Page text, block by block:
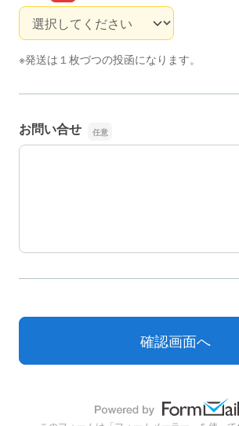
枚数
※発送は１枚づつの投函になります。
お問い合せ
お問い合せ